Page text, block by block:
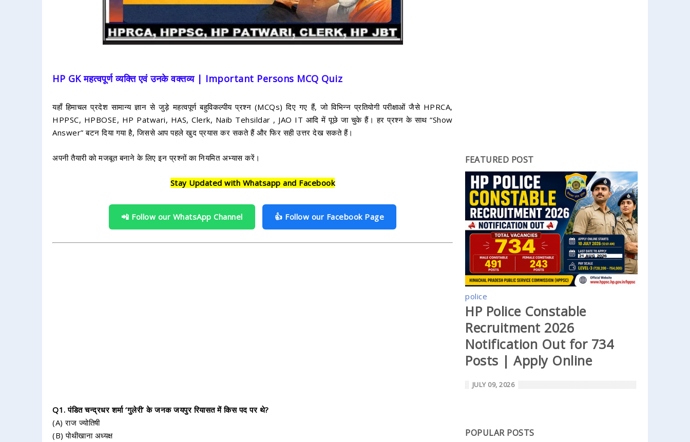
HP GK महत्वपूर्ण व्यक्ति एवं उनके वक्तव्य | Important Persons MCQ Quiz
यहाँ हिमाचल प्रदेश सामान्य ज्ञान से जुड़े महत्वपूर्ण बहुविकल्पीय प्रश्न (MCQs) दिए गए हैं, जो विभिन्न प्रतियोगी परीक्षाओं जैसे HPRCA,
HPPSC, HPBOSE, HP Patwari, HAS, Clerk, Naib Tehsildar , JAO IT आदि में पूछे जा चुके हैं। हर प्रश्न के साथ “Show
Answer” बटन दिया गया है, जिससे आप पहले खुद प्रयास कर सकते हैं और फिर सही उत्तर देख सकते हैं।
अपनी तैयारी को मजबूत बनाने के लिए इन प्रश्नों का नियमित अभ्यास करें।
Stay Updated with Whatsapp and Facebook
📲 Follow our WhatsApp Channel 👍 Follow our Facebook Page
Q1. पंडित चन्द्रधर शर्मा ‘गुलेरी’ के जनक जयपुर रियासत में किस पद पर थे?
(A) राज ज्योतिषी
(B) पोथीखाना अध्यक्ष
FEATURED POST
police
HP Police Constable
Recruitment 2026
Notification Out for 734
Posts | Apply Online
JULY 09, 2026
POPULAR POSTS